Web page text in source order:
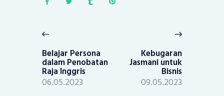
navigation
post:
Belajar Persona
dalam Penobatan
Raja Inggris
06.05.2023
Kebugaran
Jasmani untuk
Bisnis
09.05.2023